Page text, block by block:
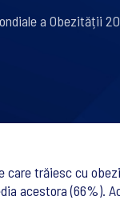
a Obezității
trăiesc cu
acestora (66%).